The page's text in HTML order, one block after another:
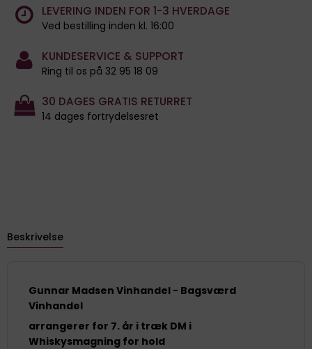
LEVERING INDEN FOR 1-3 HVERDAGE
Ved bestilling inden kl. 16:00
KUNDESERVICE & SUPPORT
Ring til os på 32 95 18 09
30 DAGES GRATIS RETURRET
14 dages fortrydelsesret
Beskrivelse
Gunnar Madsen Vinhandel - Bagsværd
Vinhandel
arrangerer for 7. år i træk DM i
Whiskysmagning for hold